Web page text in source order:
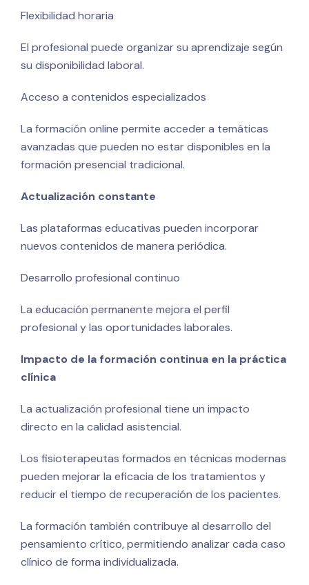
Flexibilidad horaria
El profesional puede organizar su aprendizaje según
su disponibilidad laboral.
Acceso a contenidos especializados
La formación online permite acceder a temáticas
avanzadas que pueden no estar disponibles en la
formación presencial tradicional.
Actualización constante
Las plataformas educativas pueden incorporar
nuevos contenidos de manera periódica.
Desarrollo profesional continuo
La educación permanente mejora el perfil
profesional y las oportunidades laborales.
Impacto de la formación continua en la práctica
clínica
La actualización profesional tiene un impacto
directo en la calidad asistencial.
Los fisioterapeutas formados en técnicas modernas
pueden mejorar la eficacia de los tratamientos y
reducir el tiempo de recuperación de los pacientes.
La formación también contribuye al desarrollo del
pensamiento crítico, permitiendo analizar cada caso
clínico de forma individualizada.